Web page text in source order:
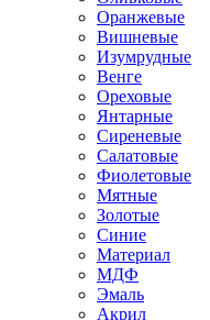
Оранжевые
Вишневые
Изумрудные
Венге
Ореховые
Янтарные
Сиреневые
Салатовые
Фиолетовые
Мятные
Золотые
Синие
Материал
МДФ
Эмаль
Акрил